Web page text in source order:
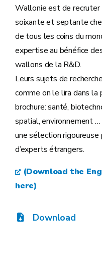
Wallonie est de recruter
soixante et septante
de tous les coins du
expertise au bénéfice
wallons de la R&D.
Leurs sujets de
comme on le lira dans la
brochure: santé,
spatial, environnement
une sélection rigoureuse
d’experts étrangers.
(Download the
here)
Download